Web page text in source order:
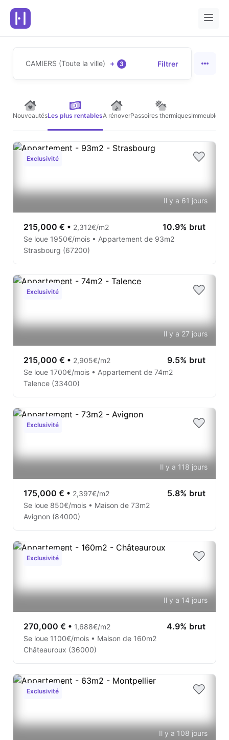
CAMIERS (Toute la ville) + 3 Filtrer
NouveautésLes plus rentablesA rénoverPassoires thermiquesImmeubles
Exclusivité
Il y a 61 jours
215,000 € • 2,312€/m2 10.9% brut
Se loue 1950€/mois • Appartement de 93m2
Strasbourg (67200)
Exclusivité
Il y a 27 jours
215,000 € • 2,905€/m2 9.5% brut
Se loue 1700€/mois • Appartement de 74m2
Talence (33400)
Exclusivité
Il y a 118 jours
175,000 € • 2,397€/m2 5.8% brut
Se loue 850€/mois • Maison de 73m2
Avignon (84000)
Exclusivité
Il y a 14 jours
270,000 € • 1,688€/m2 4.9% brut
Se loue 1100€/mois • Maison de 160m2
Châteauroux (36000)
Exclusivité
Il y a 108 jours